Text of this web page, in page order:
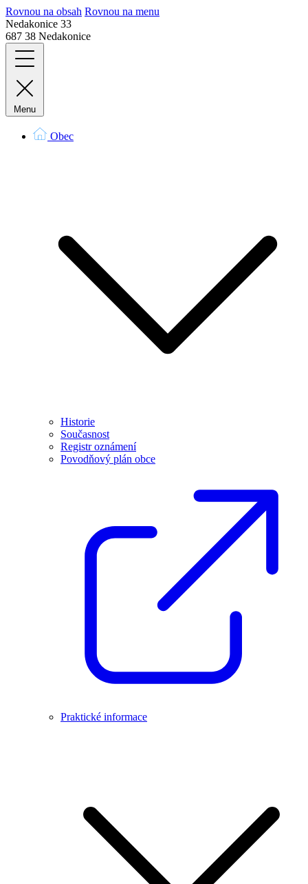
Rovnou na obsah Rovnou na menu
Nedakonice 33
687 38 Nedakonice
Menu
Obec
Historie
Současnost
Registr oznámení
Povodňový plán obce
Praktické informace